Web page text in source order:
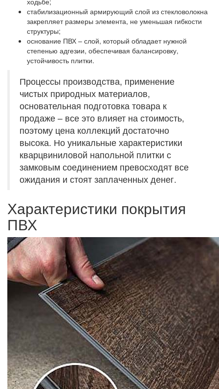
стабилизационный армирующий слой из стекловолокна
закрепляет размеры элемента, не уменьшая гибкости
структуры;
основание ПВХ – слой, который обладает нужной
степенью адгезии, обеспечивая балансировку,
устойчивость плитки.
Процессы производства, применение
чистых природных материалов,
основательная подготовка товара к
продаже – все это влияет на стоимость,
поэтому цена коллекций достаточно
высока. Но уникальные характеристики
кварцвиниловой напольной плитки с
замковым соединением превосходят все
ожидания и стоят заплаченных денег.
Характеристики покрытия
ПВХ